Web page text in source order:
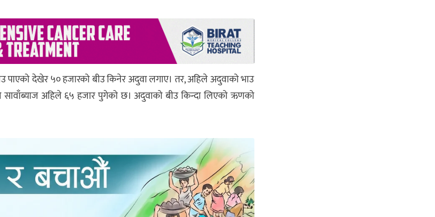
देखेर ५० हजारको बीउ किनेर अदुवा लगाए। तर, अहिले अदुवाको भाउ
सावाँब्याज अहिले ६५ हजार पुगेको छ। अदुवाको बीउ किन्दा लिएको ऋणको